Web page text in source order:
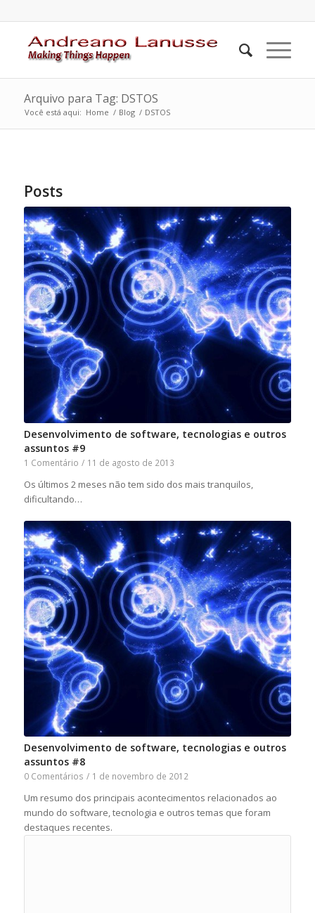
Arquivo para Tag: DSTOS
Você está aqui: Home / Blog / DSTOS
Posts
Desenvolvimento de software, tecnologias e outros
assuntos #9
1 Comentário / 11 de agosto de 2013
Os últimos 2 meses não tem sido dos mais tranquilos,
dificultando…
Desenvolvimento de software, tecnologias e outros
assuntos #8
0 Comentários / 1 de novembro de 2012
Um resumo dos principais acontecimentos relacionados ao
mundo do software, tecnologia e outros temas que foram
destaques recentes.